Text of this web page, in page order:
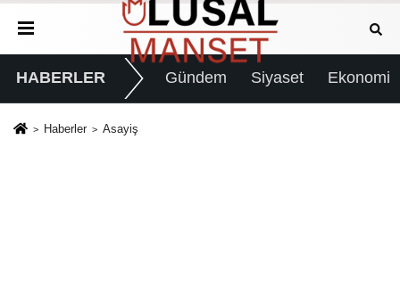
HABERLER Gündem Siyaset Ekonomi
Haberler Asayiş